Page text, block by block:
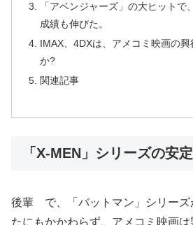
「アベンジャーズ」の大ヒットで
成績も伸びた。
IMAX、4DXは、アメコミ映画の
か?
関連記事
「X-MEN」シリーズの安
後輩 で、「バットマン」シリーズ
たにもかかわらず、アメコミ映画